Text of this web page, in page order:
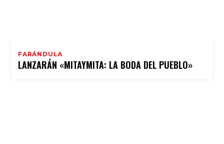
FARÁNDULA
LANZARÁN «MITAYMITA: LA BODA DEL PUEBLO»